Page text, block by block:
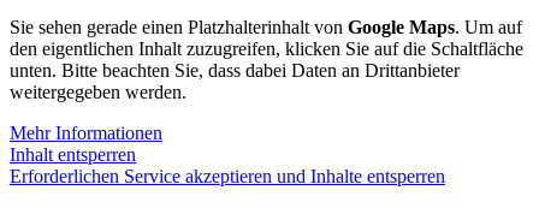
Sie sehen gerade einen Platzhalterinhalt von Google Maps. Um auf
den eigentlichen Inhalt zuzugreifen, klicken Sie auf die Schaltfläche
unten. Bitte beachten Sie, dass dabei Daten an Drittanbieter
weitergegeben werden.
Mehr Informationen
Inhalt entsperren
Erforderlichen Service akzeptieren und Inhalte entsperren